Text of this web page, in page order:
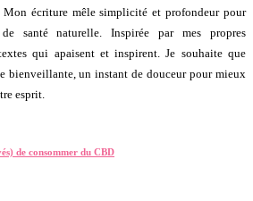
Mon écriture mêle simplicité et profondeur pour
santé naturelle. Inspirée par mes propres
qui apaisent et inspirent. Je souhaite que
bienveillante, un instant de douceur pour mieux
esprit.
de consommer du CBD